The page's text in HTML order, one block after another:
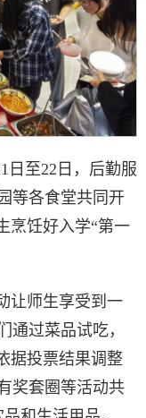
日至22日，后勤服
等各食堂共同开
烹饪好入学“第一
让师生享受到一
通过菜品试吃，
据投票结果调整
奖套圈等活动共